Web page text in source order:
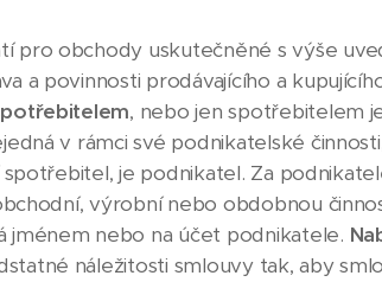
pro obchody uskutečněné s výše
a povinnosti prodávajícího a
, nebo jen spotřebitelem
v rámci své podnikatelské
je podnikatel. Za
výrobní nebo obdobnou
jménem nebo na účet podnikatele.
náležitosti smlouvy tak, aby